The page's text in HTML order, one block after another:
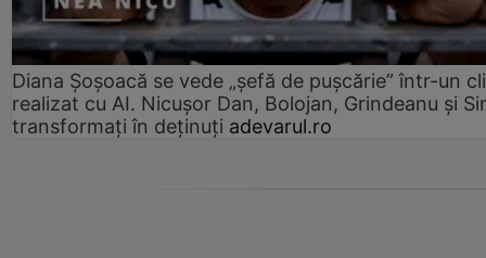
Diana Șoșoacă se vede „șefă de pușcărie” într-un
realizat cu AI. Nicușor Dan, Bolojan, Grindeanu și
transformați în deținuți adevarul.ro